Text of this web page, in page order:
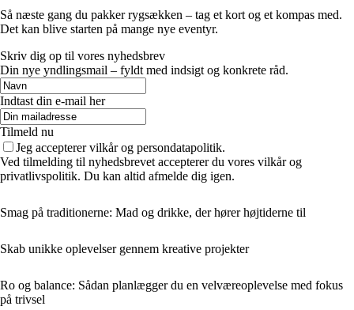
Så næste gang du pakker rygsækken – tag et kort og et kompas med.
Det kan blive starten på mange nye eventyr.
Skriv dig op til vores nyhedsbrev
Din nye yndlingsmail – fyldt med indsigt og konkrete råd.
Indtast din e-mail her
Tilmeld nu
Jeg accepterer vilkår og persondatapolitik.
Ved tilmelding til nyhedsbrevet accepterer du vores vilkår og
privatlivspolitik. Du kan altid afmelde dig igen.
Smag på traditionerne: Mad og drikke, der hører højtiderne til
Skab unikke oplevelser gennem kreative projekter
Ro og balance: Sådan planlægger du en velværeoplevelse med fokus
på trivsel